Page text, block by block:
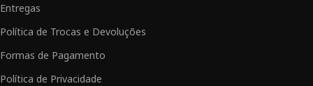
Entregas
Política de Trocas e Devoluções
Formas de Pagamento
Política de Privacidade